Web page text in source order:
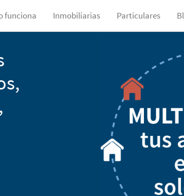
funciona Inmobiliarias Particulares